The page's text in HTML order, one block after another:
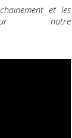
et les
notre